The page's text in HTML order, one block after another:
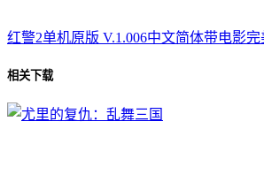
红警2单机原版 V.1.006中文简体带电影完
相关下载